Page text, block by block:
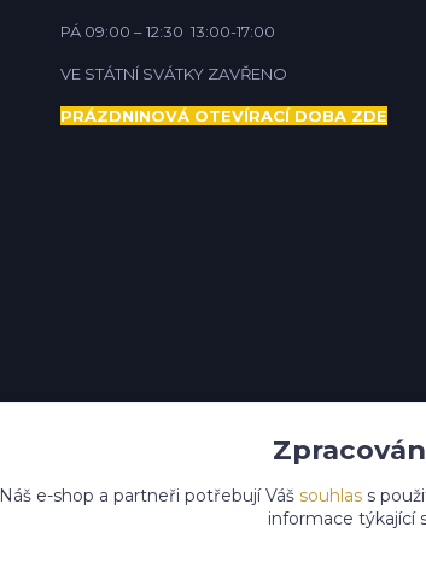
PÁ 09:00 – 12:30 13:00-17:00
VE STÁTNÍ SVÁTKY ZAVŘENO
PRÁZDNINOVÁ OTEVÍRACÍ DOBA ZDE
Náš e-shop a partneři potřebují Váš souhlass
informace týkající